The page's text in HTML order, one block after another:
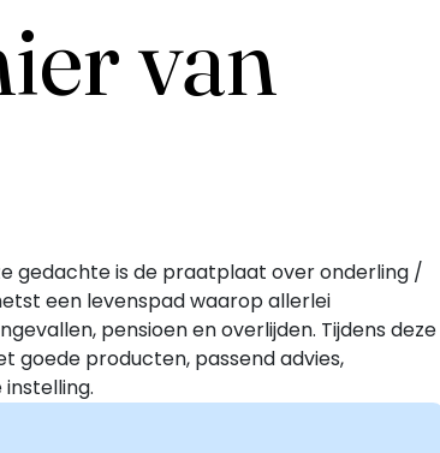
van
gedachte is de praatplaat over onderling /
een levenspad waarop allerlei
pensioen en overlijden. Tijdens deze
goede producten, passend advies,